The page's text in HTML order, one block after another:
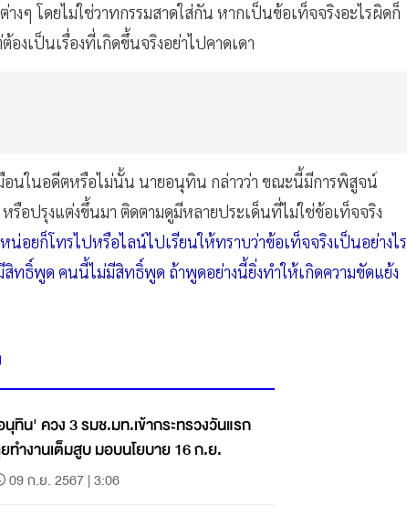
งๆ โดยไม่ใช่วาทกรรมสาดใส่กัน หากเป็นข้อเท็จจริงอะไรผิดก็
งเป็นเรื่องที่เกิดขึ้นจริงอย่าไปคาดเดา
อนในอดีตหรือไม่นั้น นายอนุทิน กล่าวว่า ขณะนี้มีการพิสูจน์
รือปรุงแต่งขึ้นมา ติดตามดูมีหลายประเด็นที่ไม่ใช่ข้อเท็จจริง
อยก็โทรไปหรือไลน์ไปเรียนให้ทราบว่าข้อเท็จจริงเป็นอย่างไร
ทธิ์พูด คนนี้ไม่มีสิทธิ์พูด ถ้าพูดอย่างนี้ยิ่งทำให้เกิดความขัดแย้ง
ทิน' ควง 3 รมช.มท.เข้ากระทรวงวันแรก
ทำงานเต็มสูบ มอบนโยบาย 16 ก.ย.
09 ก.ย. 2567 | 3:06